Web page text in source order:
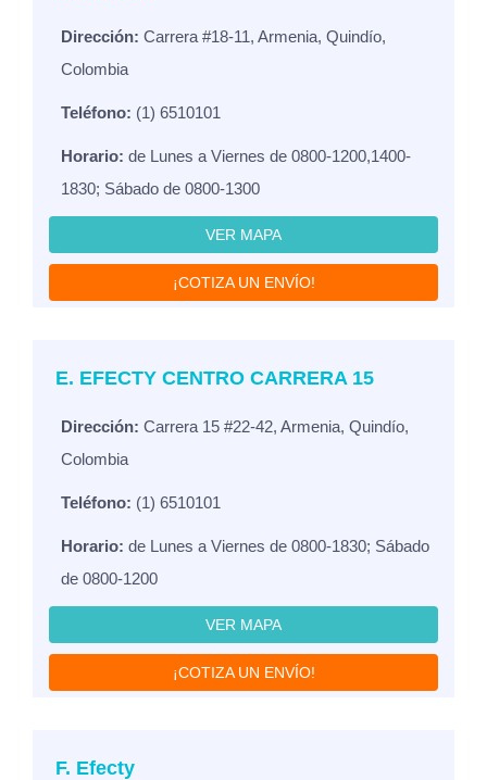
Dirección: Carrera #18-11, Armenia, Quindío,
Colombia
Teléfono: (1) 6510101
Horario: de Lunes a Viernes de 0800-1200,1400-
1830; Sábado de 0800-1300
VER MAPA
¡COTIZA UN ENVÍO!
E. EFECTY CENTRO CARRERA 15
Dirección: Carrera 15 #22-42, Armenia, Quindío,
Colombia
Teléfono: (1) 6510101
Horario: de Lunes a Viernes de 0800-1830; Sábado
de 0800-1200
VER MAPA
¡COTIZA UN ENVÍO!
F. Efecty